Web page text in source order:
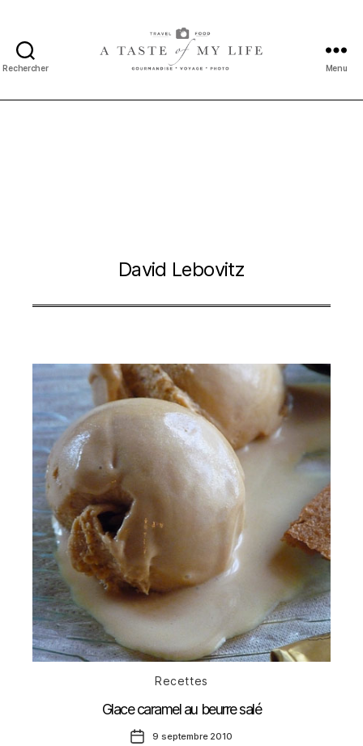
Rechercher
taste
Menu
David Lebovitz
Catégories
Recettes
Glace caramel au beurre salé
Date9 septembre 2010